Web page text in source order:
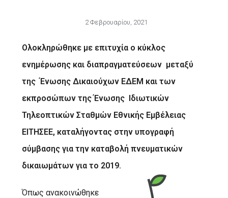
2 Φεβρουαρίου, 2021
Ολοκληρώθηκε με επιτυχία ο κύκλος
ενημέρωσης και διαπραγματεύσεων μεταξύ
της Ένωσης Δικαιούχων ΕΔΕΜ και των
εκπροσώπων της Ένωσης Ιδιωτικών
Τηλεοπτικών Σταθμών Εθνικής Εμβέλειας
EΙΤΗΣΕΕ, καταλήγοντας στην υπογραφή
σύμβασης για την καταβολή πνευματικών
δικαιωμάτων για το 2019.
Όπως ανακοινώθηκε